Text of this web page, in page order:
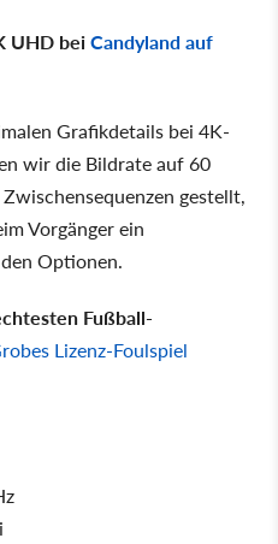
UHD beiCandyland auf
Grafikdetails bei 4K-
wir die Bildrate auf 60
gestellt,
Vorgänger ein
Optionen.
Fußball-
Lizenz-Foulspiel